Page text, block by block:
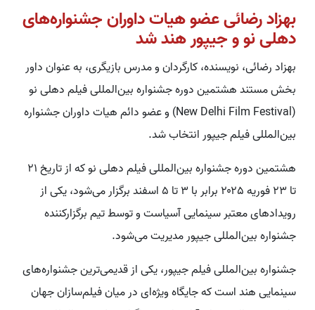
بهزاد رضائی عضو هیات داوران جشنواره‌های
دهلی نو و جیپور هند شد
بهزاد رضائی، نویسنده، کارگردان و مدرس بازیگری، به عنوان داور
بخش مستند هشتمین دوره جشنواره بین‌المللی فیلم دهلی نو
(New Delhi Film Festival) و عضو دائم هیات داوران جشنواره
بین‌المللی فیلم جیپور انتخاب شد.
هشتمین دوره جشنواره بین‌المللی فیلم دهلی نو که از تاریخ ۲۱
تا ۲۳ فوریه ۲۰۲۵ برابر با ۳ تا ۵ اسفند برگزار می‌شود، یکی از
رویدادهای معتبر سینمایی آسیاست و توسط تیم برگزارکننده
جشنواره بین‌المللی جیپور مدیریت می‌شود.
جشنواره بین‌المللی فیلم جیپور، یکی از قدیمی‌ترین جشنواره‌های
سینمایی هند است که جایگاه ویژه‌ای در میان فیلم‌سازان جهان